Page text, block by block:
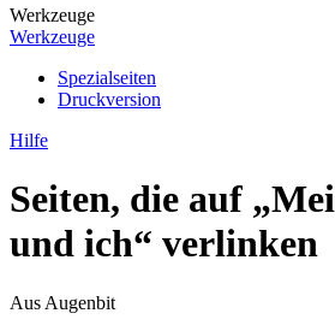
Werkzeuge
Werkzeuge
Spezialseiten
Druckversion
Hilfe
Seiten, die auf
und ich“ verlinken
Aus Augenbit